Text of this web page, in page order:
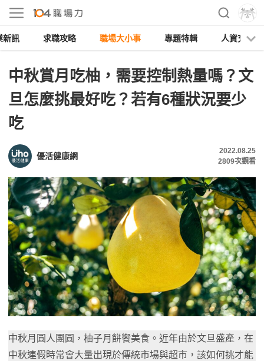
新訊 求職攻略 職場大小事 專題特輯 人資充電
中秋賞月吃柚，需要控制熱量嗎？文
旦怎麼挑最好吃？若有6種狀況要少
吃
優活健康網
2022.08.25
2809次觀看
中秋月圓人團圓，柚子月餅饗美食。近年由於文旦盛產，在
中秋連假時常會大量出現於傳統市場與超市，該如何挑才能